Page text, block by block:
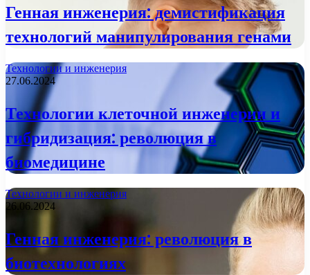
Генная инженерия: демистификация
технологий манипулирования генами
Технологии и инженерия
27.06.2024
Технологии клеточной инженерии и
гибридизация: революция в
биомедицине
Технологии и инженерия
26.06.2024
Генная инженерия: революция в
биотехнологиях